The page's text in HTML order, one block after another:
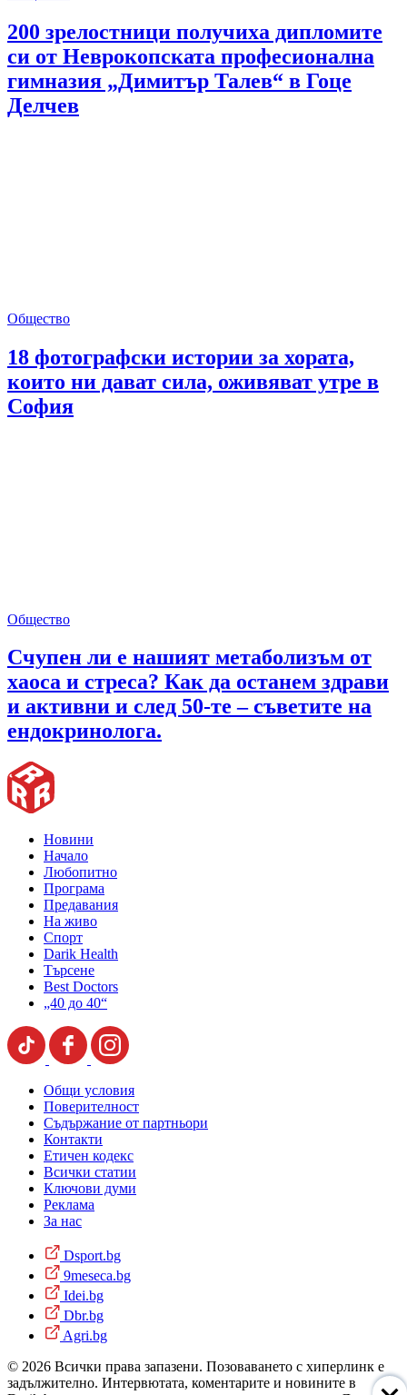
200 зрелостници получиха дипломите
си от Неврокопската професионална
гимназия „Димитър Талев“ в Гоце
Делчев
Общество
18 фотографски истории за хората,
които ни дават сила, оживяват утре в
София
Общество
Счупен ли е нашият метаболизъм от
хаоса и стреса? Как да останем здрави
и активни и след 50-те – съветите на
ендокринолога.
Новини
Начало
Любопитно
Програма
Предавания
На живо
Спорт
Darik Health
Търсене
Best Doctors
„40 до 40“
Общи условия
Поверителност
Съдържание от партньори
Контакти
Етичен кодекс
Всички статии
Ключови думи
Реклама
За нас
Dsport.bg
9meseca.bg
Idei.bg
Dbr.bg
Agri.bg
© 2026 Всички права запазени. Позоваването с хиперлинк е
задължително. Интервютата, коментарите и новините в